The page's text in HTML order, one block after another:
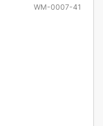
WM-0007-41